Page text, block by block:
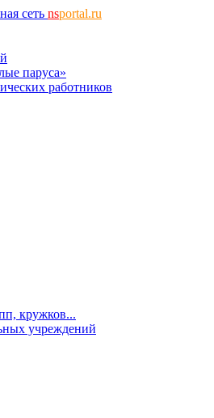
сеть nsportal.ru
паруса»
работников
кружков...
учреждений